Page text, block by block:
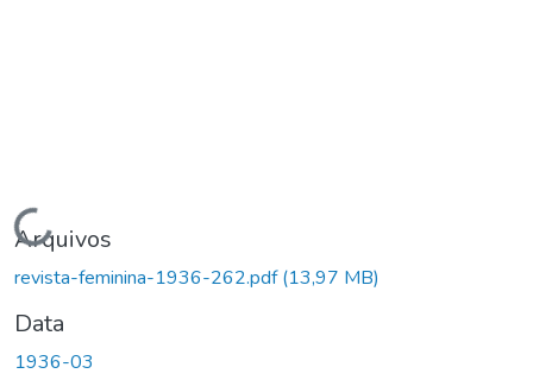
Carregando...
Arquivos
revista-feminina-1936-262.pdf(13,97 MB)
Data
1936-03